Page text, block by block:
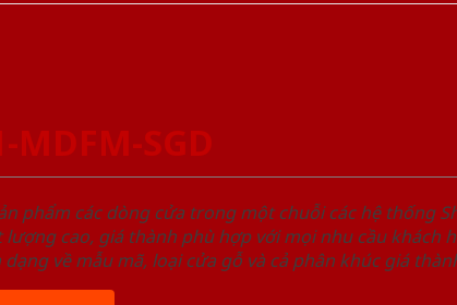
MDFM-SGD
phẩm các dòng cửa trong một chuỗi các hệ thống
cao, giá thành phù hợp với mọi nhu cầu khách
về mẫu mã, loại cửa gỗ và cả phân khúc giá